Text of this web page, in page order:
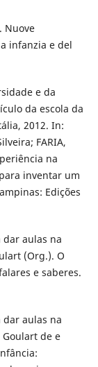
Nuove
infanzia e del
e da
da escola da
2012. In:
FARIA,
na
inventar um
Edições
dar aulas na
(Org.). O
e saberes.
dar aulas na
Goulart de e